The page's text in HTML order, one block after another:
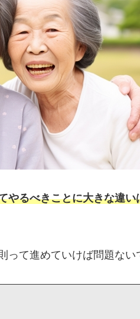
やるべきことに大きな違い
て進めていけば問題ない